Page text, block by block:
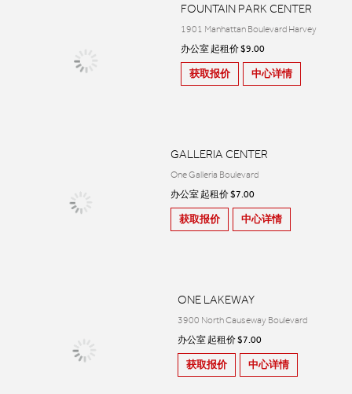
FOUNTAIN PARK CENTER
1901 Manhattan Boulevard Harvey
办公室 起租价 $9.00
获取报价 中心详情
GALLERIA CENTER
One Galleria Boulevard
办公室 起租价 $7.00
获取报价 中心详情
ONE LAKEWAY
3900 North Causeway Boulevard
办公室 起租价 $7.00
获取报价 中心详情